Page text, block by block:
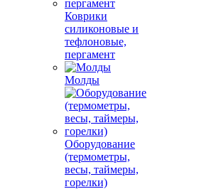
Коврики
силиконовые и
тефлоновые,
пергамент
Молды
Оборудование
(термометры,
весы, таймеры,
горелки)